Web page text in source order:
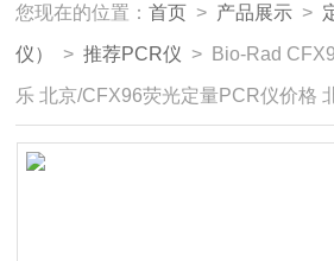
您现在的位置：首页 > 产品展示 >
仪） >推荐PCR仪 > Bio-Rad
乐 北京/CFX96荧光定量PCR仪价格